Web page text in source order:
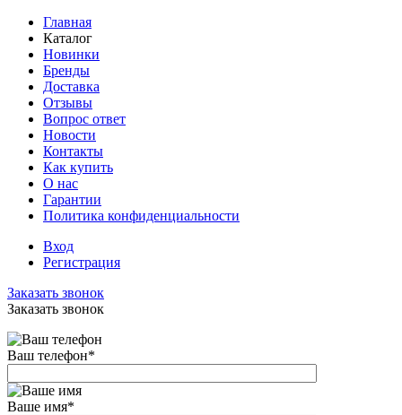
Главная
Каталог
Новинки
Бренды
Доставка
Отзывы
Вопрос ответ
Новости
Контакты
Как купить
О нас
Гарантии
Политика конфиденциальности
Вход
Регистрация
Заказать звонок
Заказать звонок
Ваш телефон*
Ваше имя*